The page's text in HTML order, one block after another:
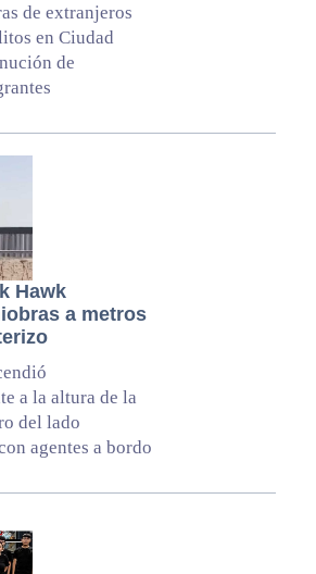
de extranjeros
en Ciudad
de
Hawk
a metros
a la altura de la
del lado
agentes a bordo